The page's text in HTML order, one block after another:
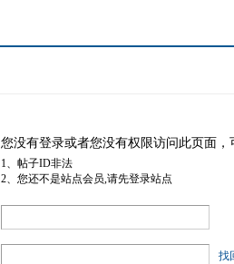
您没有登录或者您没有权限访问此页面
1、帖子ID非法
2、您还不是站点会员,请先登录站点
找